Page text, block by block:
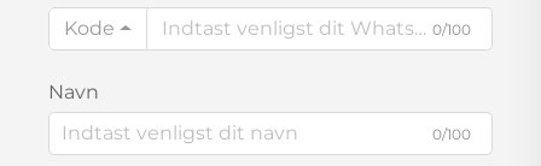
Kode
0/100
Navn
0/100